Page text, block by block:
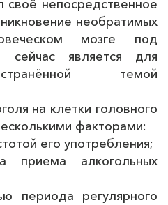
своё непосредственное
необратимых
мозге под
сейчас является для
темой
на клетки головного
факторами:
его употребления;
приема алкогольных
периода регулярного